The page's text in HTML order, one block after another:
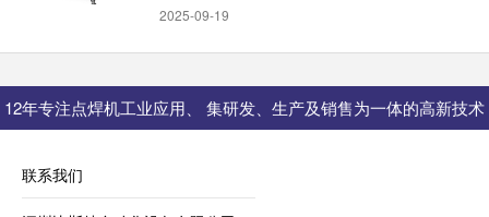
2025-09-19
一、主要功能 16×16胶盒装电芯，自动取出进入
内阻电压分选 分选后可增加喷码功能 ...
储能电池组半自动化生产线
12年专注点焊机工业应用、 集研发、生产及销售为一体的高新技术
联系我们